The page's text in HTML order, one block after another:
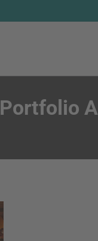
Portfolio